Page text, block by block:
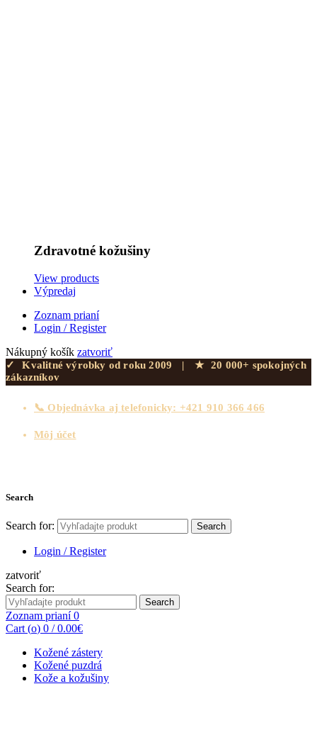
Zdravotné kožušiny
View products
Výpredaj
Zoznam prianí
Login / Register
Nákupný košík zatvoriť
✓ Kvalitné výrobky od roku 2009 | ★
20 000+ spokojných
zákazníkov
📞 Objednávka aj telefonicky: +421 910 366 466
Môj účet
Search
Search for: Search
Login / Register
zatvoriť
Search for:
Search
Zoznam prianí0
Cart (o) 0 / 0.00€
Kožené zástery
Kožené puzdrá
Kože a kožušiny